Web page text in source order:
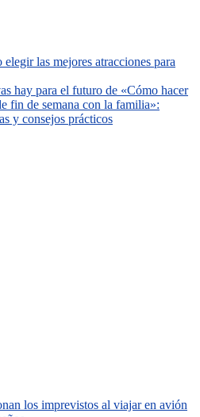
las mejores atracciones para
hay para el futuro de «Cómo hacer
fin de semana con la familia»:
y consejos prácticos
los imprevistos al viajar en avión